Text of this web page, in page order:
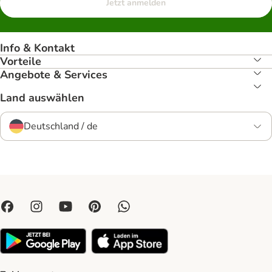
Jetzt anmelden
Info & Kontakt
Vorteile
Angebote & Services
Land auswählen
Deutschland / de